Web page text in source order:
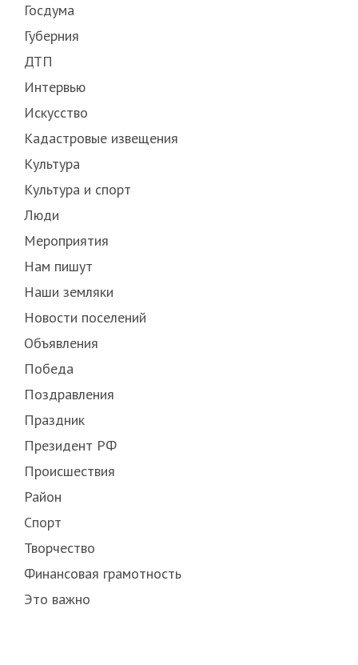
Госдума
Губерния
ДТП
Интервью
Искусство
Кадастровые извещения
Культура
Культура и спорт
Люди
Мероприятия
Нам пишут
Наши земляки
Новости поселений
Объявления
Победа
Поздравления
Праздник
Президент РФ
Происшествия
Район
Спорт
Творчество
Финансовая грамотность
Это важно